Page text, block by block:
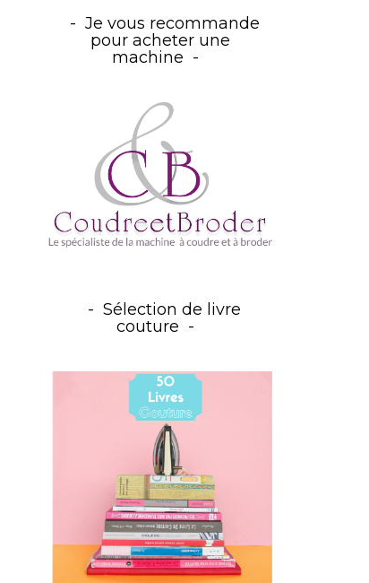
Je vous recommande
pour acheter une
machine
Sélection de livre
couture